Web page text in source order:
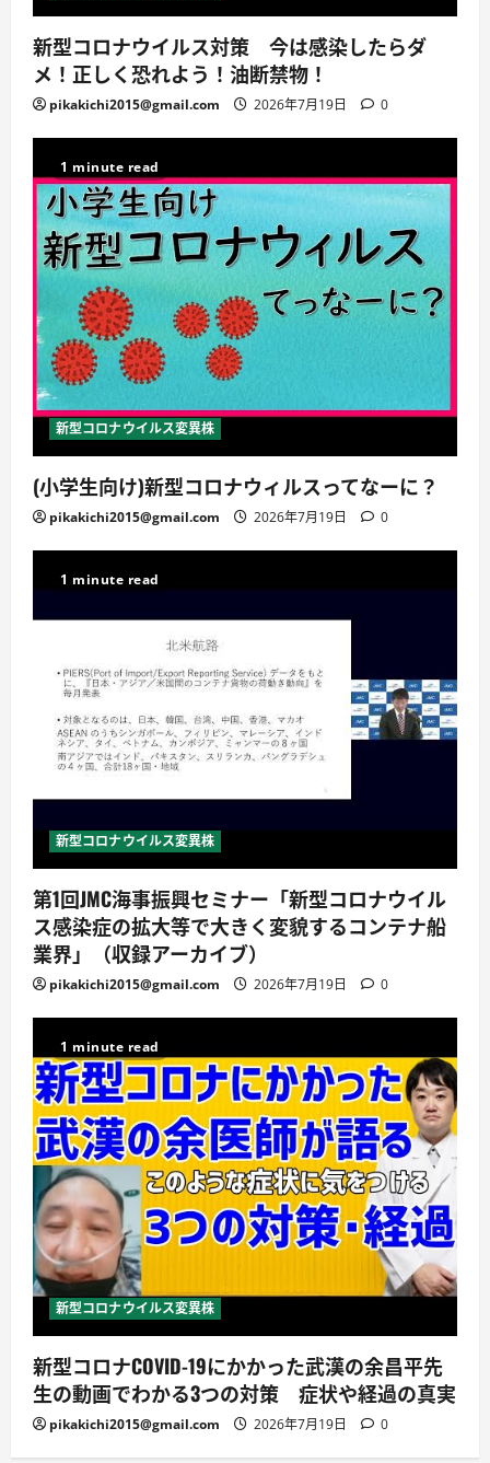
新型コロナウイルス対策 今は感染したらダ
メ！正しく恐れよう！油断禁物！
pikakichi2015@gmail.com 2026年7月19日 0
1 minute read
新型コロナウイルス変異株
(小学生向け)新型コロナウィルスってなーに？
pikakichi2015@gmail.com 2026年7月19日 0
1 minute read
新型コロナウイルス変異株
第1回JMC海事振興セミナー「新型コロナウイル
ス感染症の拡大等で大きく変貌するコンテナ船
業界」（収録アーカイブ）
pikakichi2015@gmail.com 2026年7月19日 0
1 minute read
新型コロナウイルス変異株
新型コロナCOVID-19にかかった武漢の余昌平先
生の動画でわかる3つの対策 症状や経過の真実
pikakichi2015@gmail.com 2026年7月19日 0